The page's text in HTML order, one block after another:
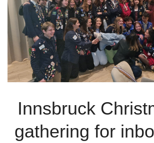
Innsbruck
gathering for